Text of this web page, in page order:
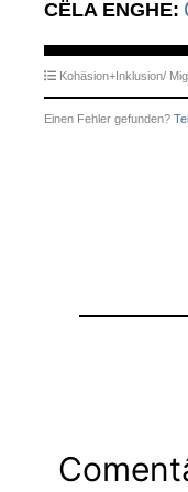
CËLA ENGHE:
Kohäsion+Inklusion/
Einen Fehler gefunden?